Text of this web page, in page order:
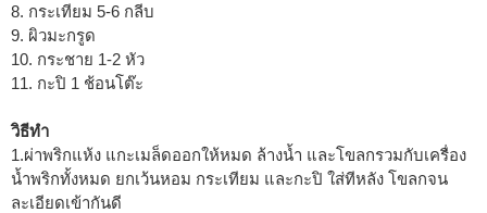
8. กระเทียม 5-6 กลีบ
9. ผิวมะกรูด
10. กระชาย 1-2 หัว
11. กะปิ 1 ช้อนโต๊ะ
วิธีทำ
1.ผ่าพริกแห้ง แกะเมล็ดออกให้หมด ล้างน้ำ และโขลกรวมกับเครื่อง
น้ำพริกทั้งหมด ยกเว้นหอม กระเทียม และกะปิ ใส่ทีหลัง โขลกจน
ละเอียดเข้ากันดี